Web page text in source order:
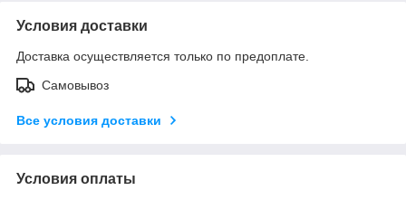
Условия доставки
Доставка осуществляется только по предоплате.
Самовывоз
Все условия доставки
Условия оплаты